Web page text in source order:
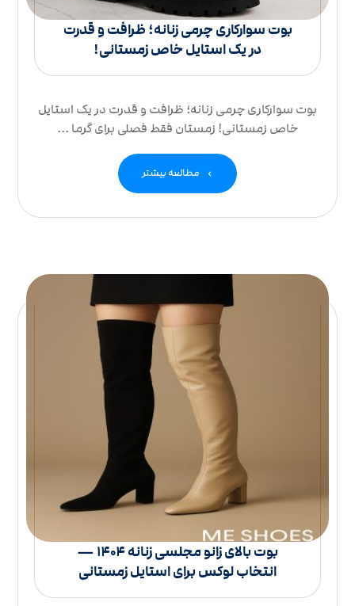
بوت سوارکاری چرمی زنانه؛ ظرافت و قدرت
در یک استایل خاص زمستانی!
بوت سوارکاری چرمی زنانه؛ ظرافت و قدرت در یک استایل
خاص زمستانی! زمستان فقط فصلی برای گرما ...
مطالعه بیشتر
بوت بالای زانو مجلسی زنانه ۱۴۰۴ —
انتخاب لوکس برای استایل زمستانی